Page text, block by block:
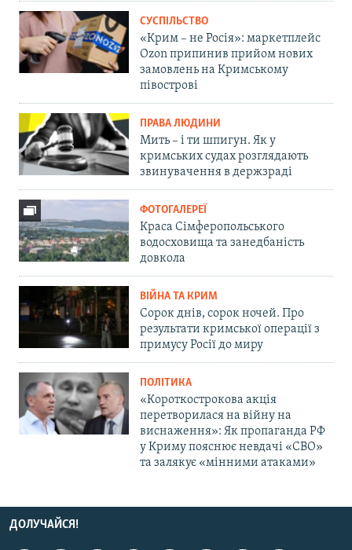
СУСПІЛЬСТВО
«Крим – не Росія»: маркетплейс
Ozon припинив прийом нових
замовлень на Кримському
півострові
ПРАВА ЛЮДИНИ
Мить – і ти шпигун. Як у
кримських судах розглядають
звинувачення в держзраді
ФОТОГАЛЕРЕЇ
Краса Сімферопольського
водосховища та занедбаність
довкола
ВІЙНА ТА КРИМ
Сорок днів, сорок ночей. Про
результати кримської операції з
примусу Росії до миру
ПОЛІТИКА
«Короткострокова акція
перетворилася на війну на
виснаження»: Як пропаганда РФ
у Криму пояснює невдачі «СВО»
та залякує «мінними атаками»
ДОЛУЧАЙСЯ!